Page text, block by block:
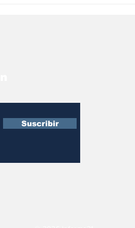
Suscribir